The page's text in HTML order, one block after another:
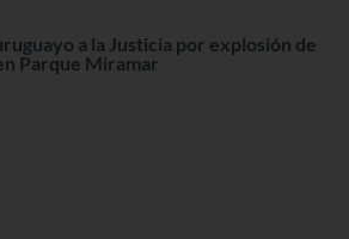
a la Justicia por explosión de
Parque Miramar